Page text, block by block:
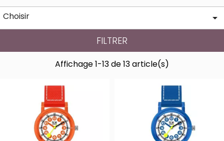
Choisir 
FILTRER
Affichage 1-13 de 13 article(s)